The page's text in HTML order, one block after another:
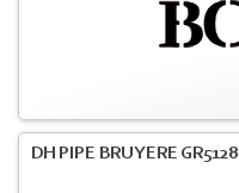
DH PIPE BRUYERE GR5128